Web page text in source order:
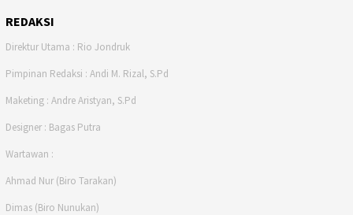
REDAKSI
Direktur Utama : Rio Jondruk
Pimpinan Redaksi : Andi M. Rizal, S.Pd
Maketing : Andre Aristyan, S.Pd
Designer : Bagas Putra
Wartawan :
Ahmad Nur (Biro Tarakan)
Dimas (Biro Nunukan)